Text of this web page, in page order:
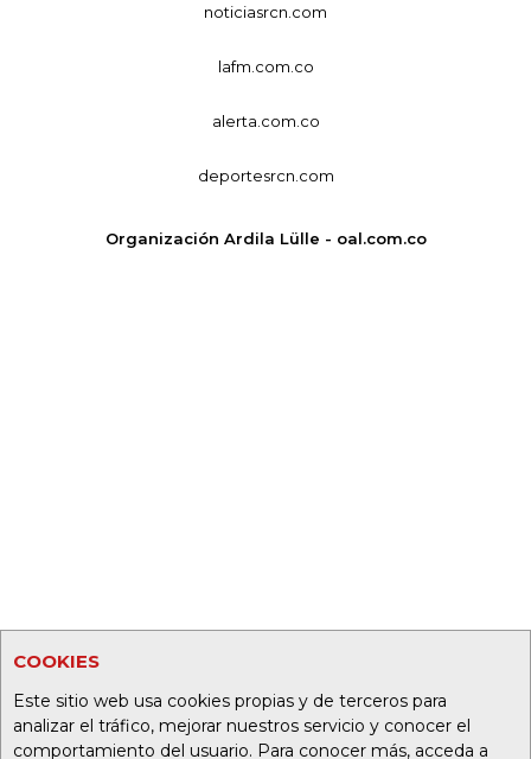
COOKIES
Este sitio web usa cookies propias y de terceros para
analizar el tráfico, mejorar nuestros servicio y conocer el
comportamiento del usuario. Para conocer más, acceda a
noticiasrcn.com
lafm.com.co
alerta.com.co
deportesrcn.com
Organización Ardila Lülle - oal.com.co